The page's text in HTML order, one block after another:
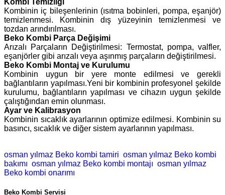
Kombi Temizliği
Kombinin iç bileşenlerinin (ısıtma bobinleri, pompa, eşanjör)
temizlenmesi. Kombinin dış yüzeyinin temizlenmesi ve
tozdan arındırılması.
Beko Kombi Parça Değişimi
Arızalı Parçaların Değiştirilmesi: Termostat, pompa, valfler,
eşanjörler gibi arızalı veya aşınmış parçaların değiştirilmesi.
Beko Kombi Montaj ve Kurulumu
Kombinin uygun bir yere monte edilmesi ve gerekli
bağlantıların yapılması.Yeni bir kombinin profesyonel şekilde
kurulumu, bağlantıların yapılması ve cihazın uygun şekilde
çalıştığından emin olunması.
Ayar ve Kalibrasyon
Kombinin sıcaklık ayarlarının optimize edilmesi. Kombinin su
basıncı, sıcaklık ve diğer sistem ayarlarının yapılması.
osman yılmaz Beko kombi tamiri osman yılmaz Beko kombi
bakımı osman yılmaz Beko kombi montajı osman yılmaz
Beko kombi onarımı
Beko Kombi Servisi